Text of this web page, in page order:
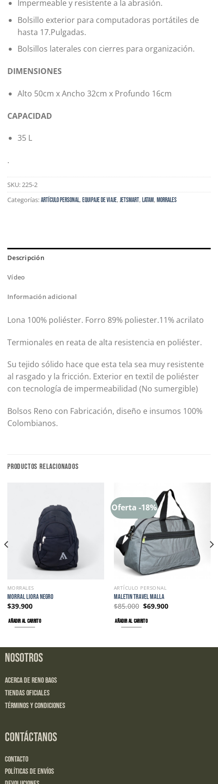
Impermeable y resistente a la abrasión.
Bolsillo exterior para computadoras portátiles de
hasta 17.Pulgadas.
Bolsillos laterales con cierres para organización.
DIMENSIONES
Alto 50cm x Ancho 32cm x Profundo 16cm
CAPACIDAD
35 L
.
SKU:225-2
Categorías:Artículo Personal, EQUIPAJE DE VIAJE,JETSMART, LATAM, Morrales
Descripción
Vídeo
Información adicional
Lona 100% poliéster. Forro 89% poliester.11% acrilato
Termionales en reata de alta resistencia en poliéster.
Su tejido sólido hace que esta tela sea muy resistente
al rasgado y la fricción. Exterior en textil de poliéster
con tecnología de impermeabilidad (No sumergible)
Bolsos Reno con Fabricación, diseño e insumos 100%
Colombianos.
PRODUCTOS RELACIONADOS
MORRALES
MORRAL LIORA NEGRO
$39.900
AÑADIR AL CARRITO
Oferta -18%
ARTÍCULO PERSONAL
MALETIN TRAVEL MALLA
$85.000 $69.900
AÑADIR AL CARRITO
NOSOTROS
Acerca de Reno Bags
Tiendas Oficiales
Términos y Condiciones
CONTÁCTANOS
Contacto
Políticas de Envíos